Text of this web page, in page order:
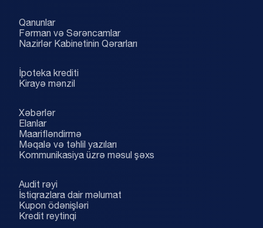
Qanunlar
Fərman və Sərəncamlar
Nazirlər Kabinetinin Qərarları
İpoteka krediti
Kirayə mənzil
Xəbərlər
Elanlar
Maarifləndirmə
Məqalə və təhlil yazıları
Kommunikasiya üzrə məsul şəxs
Audit rəyi
İstiqrazlara dair məlumat
Kupon ödənişləri
Kredit reytinqi